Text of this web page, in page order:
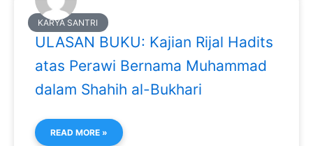
KARYA SANTRI
ULASAN BUKU: Kajian Rijal Hadits
atas Perawi Bernama Muhammad
dalam Shahih al-Bukhari
READ MORE »